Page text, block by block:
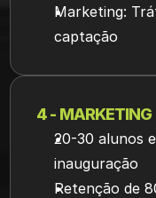
Marketing:
captação
4 - MARKETING
20-30 alunos
inauguração
Retenção de